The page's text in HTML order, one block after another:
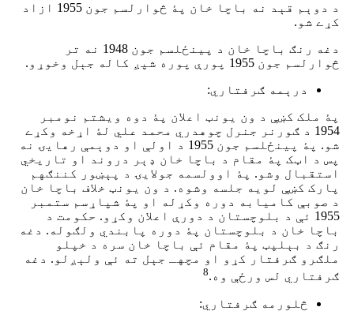
د دوېم قېد نه باچا خان پۀ څوارلسم جون 1955 ازاد
کړے شو.
دغه رنګ باچا خان د پینځلسم جون 1948 نه تر
څوارلسم جون 1955 پورې پوره شپږ کاله جېل وخوړو.
درېمه ګرفتاري:
پۀ ملک کښې د ون یونټ اعلان پۀ دوه ویشتم نومبر
1954 د ګورنر جنرل چوهدري محمد علي لۀ اړخه وکړے
شو. پۀ پینځلسم جون 1955 د اولې او دوېمې رهایۍ نه
پس د اټک پۀ مقام د باچا خان ډېر دروند او تاریخي
استقبال وشو. پۀ اوولسمه جولایۍ د پېښور کننګهم
پارک کښې لویه جلسه وشوه. د ون یونټ خلاف باچا خان
د صوبې کامیابه دوره وکړله او پۀ شپاړسم ستمبر
1955 ئې د بلوچستان د دورې اعلان وکړو. حکومت د
باچا خان د بلوچستان پۀ دوره پابندي ولګوله. دغه
رنګ د بېلپټ پۀ مقام ئې باچا خان سره د خپلو
ملګرو ګرفتار کړو او مچهـ جېل ته ئې ولېږلو. دغه
ګرفتاري لس ورځې وه.8
څلورمه ګرفتاري: